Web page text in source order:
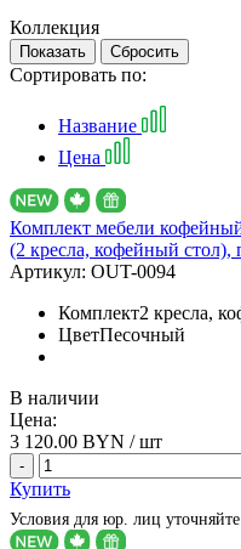
Коллекция
Сортировать по:
Название
Цена
Комплект мебели
(2 кресла, кофейный стол),
Артикул: OUT-0094
Комплект2 кресла,
ЦветПесочный
В наличии
Цена:
3 120.00 BYN / шт
-
Купить
Условия для юр. лиц уточняйте